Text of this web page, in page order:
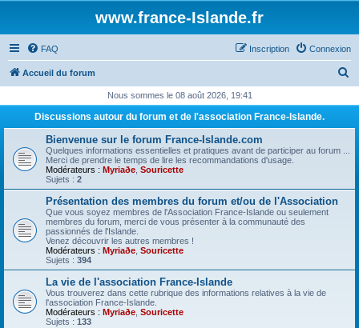
www.france-Islande.fr
FAQ Connexion
Inscription
Accueil du forum
h
c
Nous sommes le 08 août 2026, 19:41
Discussions autour du forum et de l'association France-Islande.
Bienvenue sur le forum France-Islande.com
Quelques informations essentielles et pratiques avant de participer au forum ...
Merci de prendre le temps de lire les recommandations d'usage.
Modérateurs : Myriaðe Souricette
Sujets : 2
Présentation des membres du forum et/ou de l'Association
Que vous soyez membres de l'Association France-Islande ou seulement
membres du forum, merci de vous présenter à la communauté des
passionnés de l'Islande.
Venez découvrir les autres membres !
Modérateurs : Myriaðe Souricette
Sujets : 394
La vie de l'association France-Islande
Vous trouverez dans cette rubrique des informations relatives à la vie de
l'association France-Islande.
Modérateurs : Myriaðe Souricette
Sujets : 133